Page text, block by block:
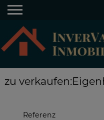
zu
Referenz